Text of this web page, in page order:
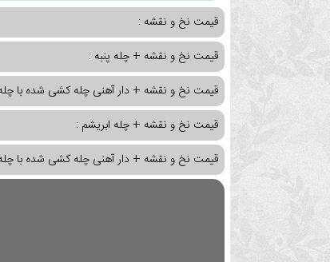
قیمت نخ و نقشه :
قیمت نخ و نقشه + چله پنبه :
قیمت نخ و نقشه + دار آهنی چله کشی شده با چله
قیمت نخ و نقشه + چله ابریشم :
قیمت نخ و نقشه + دار آهنی چله کشی شده با